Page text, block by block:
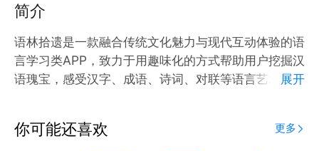
简介
语林拾遗是一款融合传统文化魅力与现代互动体验的语
言学习类APP，致力于用趣味化的方式帮助用户挖掘汉
语瑰宝，感受汉字、成语、诗词、对联等语言艺术的独
索的灵感源泉！
展开
你可能还喜欢 更多